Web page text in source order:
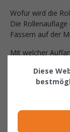
Wofür wird die
Die
Fässern auf der
Mit welcher
Modul-
Ist die
dauerhaft gegen
Diese